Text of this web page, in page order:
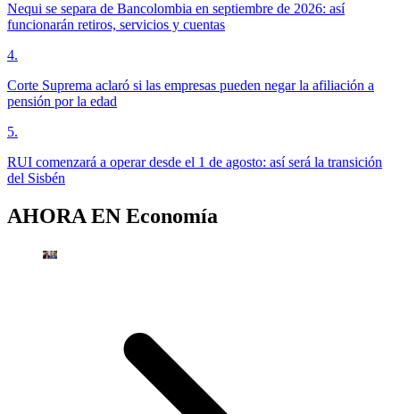
Nequi se separa de Bancolombia en septiembre de 2026: así
funcionarán retiros, servicios y cuentas
4.
Corte Suprema aclaró si las empresas pueden negar la afiliación a
pensión por la edad
5.
RUI comenzará a operar desde el 1 de agosto: así será la transición
del Sisbén
AHORA EN Economía